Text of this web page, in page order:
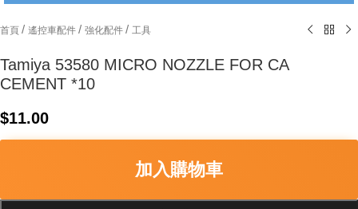
首頁 / 遙控車配件 / 強化配件 / 工具
Tamiya 53580 MICRO NOZZLE FOR CA
CEMENT *10
$11.00
加入購物車